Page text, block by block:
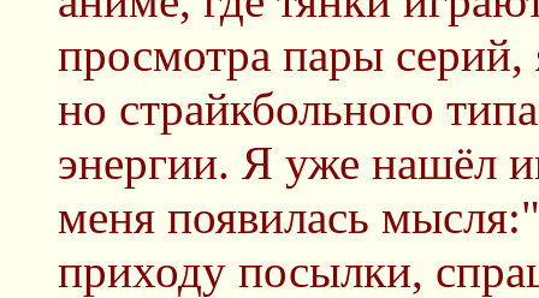
просмотра пары серий,
но страйкбольного
энергии. Я уже нашёл
меня появилась
приходу посылки,